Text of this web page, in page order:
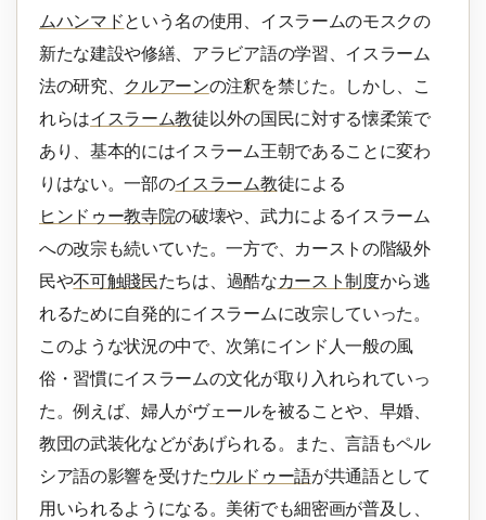
ムハンマドという名の使用、イスラームのモスクの
新たな建設や修繕、アラビア語の学習、イスラーム
法の研究、 クルアーンの注釈を禁じた。しかし、こ
れらはイスラーム教徒以外の国民に対する懐柔策で
あり、基本的にはイスラーム王朝であることに変わ
りはない。一部のイスラーム教徒による
ヒンドゥー教寺院の破壊や、武力によるイスラーム
への改宗も続いていた。一方で、カーストの階級外
民や不可触賤民たちは、過酷なカースト制度から逃
れるために自発的にイスラームに改宗していった。
このような状況の中で、次第にインド人一般の風
俗・習慣にイスラームの文化が取り入れられていっ
た。例えば、婦人がヴェールを被ることや、早婚、
教団の武装化などがあげられる。また、言語もペル
シア語の影響を受けた ウルドゥー語が共通語として
用いられるようになる。美術でも細密画が普及し、